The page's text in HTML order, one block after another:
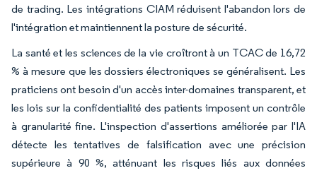
de trading. Les intégrations CIAM réduisent l'abandon lors de
l'intégration et maintiennent la posture de sécurité.
La santé et les sciences de la vie croîtront à un TCAC de 16,72
% à mesure que les dossiers électroniques se généralisent. Les
praticiens ont besoin d'un accès inter-domaines transparent, et
les lois sur la confidentialité des patients imposent un contrôle
à granularité fine. L'inspection d'assertions améliorée par l'IA
détecte les tentatives de falsification avec une précision
supérieure à 90 %, atténuant les risques liés aux données